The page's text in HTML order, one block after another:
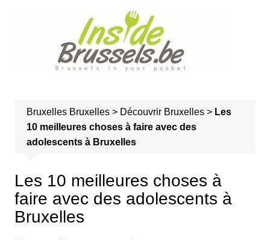
Bruxelles Bruxelles> Découvrir Bruxelles> Les
10 meilleures choses à faire avec des
adolescents à Bruxelles
Les 10 meilleures choses à
faire avec des adolescents à
Bruxelles